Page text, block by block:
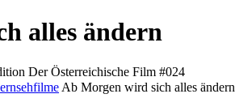
alles ändern
Der Österreichische Film #024
Ab Morgen wird sich alles ändern